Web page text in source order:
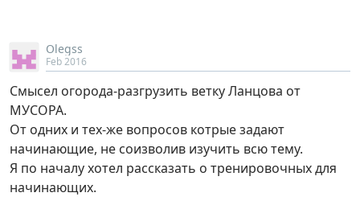
Olegss
Feb 2016
Смысел огорода-разгрузить ветку Ланцова от
МУСОРА.
От одних и тех-же вопросов котрые задают
начинающие, не соизволив изучить всю тему.
Я по началу хотел рассказать о тренировочных для
начинающих.